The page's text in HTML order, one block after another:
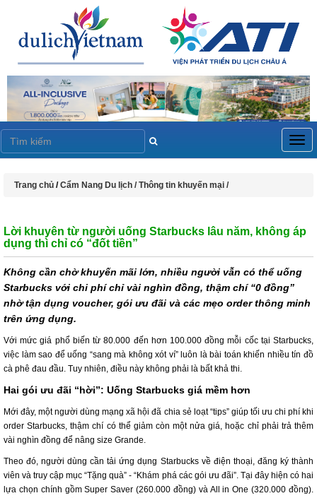
Trang chủ /Cẩm Nang Du lịch /Thông tin khuyến mại /
Lời khuyên từ người uống Starbucks lâu năm, không áp
dụng thì chỉ có “đốt tiền”
Không cần chờ khuyến mãi lớn, nhiều người vẫn có thể uống
Starbucks với chi phí chỉ vài nghìn đồng, thậm chí “0 đồng”
nhờ tận dụng voucher, gói ưu đãi và các mẹo order thông minh
trên ứng dụng.
Với mức giá phổ biến từ 80.000 đến hơn 100.000 đồng mỗi cốc tại Starbucks,
việc làm sao để uống “sang mà không xót ví” luôn là bài toán khiến nhiều tín đồ
cà phê đau đầu. Tuy nhiên, điều này không phải là bất khả thi.
Hai gói ưu đãi “hời”: Uống Starbucks giá mềm hơn
Mới đây, một người dùng mạng xã hội đã chia sẻ loạt “tips” giúp tối ưu chi phí khi
order Starbucks, thậm chí có thể giảm còn một nửa giá, hoặc chỉ phải trả thêm
vài nghìn đồng để nâng size Grande.
Theo đó, người dùng cần tải ứng dụng Starbucks về điện thoại, đăng ký thành
viên và truy cập mục “Tặng quà” - “Khám phá các gói ưu đãi”. Tại đây hiện có hai
lựa chọn chính gồm Super Saver (260.000 đồng) và All in One (320.000 đồng).